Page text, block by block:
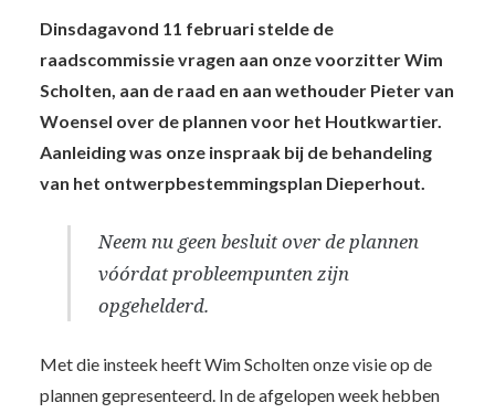
Dinsdagavond 11 februari stelde de
raadscommissie vragen aan onze voorzitter Wim
Scholten, aan de raad en aan wethouder Pieter van
Woensel over de plannen voor het Houtkwartier.
Aanleiding was onze inspraak bij de behandeling
van het ontwerpbestemmingsplan Dieperhout.
Neem nu geen besluit over de plannen
vóórdat probleempunten zijn
opgehelderd.
Met die insteek heeft Wim Scholten onze visie op de
plannen gepresenteerd. In de afgelopen week hebben